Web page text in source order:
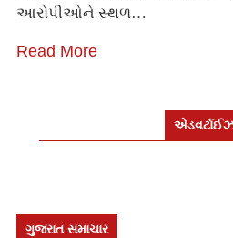
આરોપીઓને સ્થળ…
Read More
ગુજરાત સમાચાર